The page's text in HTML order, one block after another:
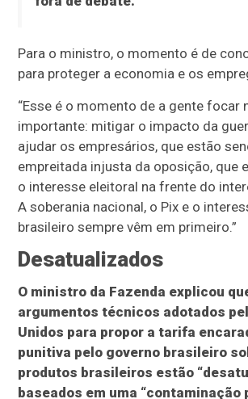
Para o ministro, o momento é de
para proteger a economia e os
“Esse é o momento de a gente focar
importante: mitigar o impacto da
ajudar os empresários, que estão
empreitada injusta da oposição, que
o interesse eleitoral na frente do
A soberania nacional, o Pix e o
brasileiro sempre vêm em primeiro.”
Desatualizados
O ministro da Fazenda explicou
argumentos técnicos adotados
Unidos para propor a tarifa
punitiva pelo governo brasileiro
produtos brasileiros estão
baseados em uma “contaminação